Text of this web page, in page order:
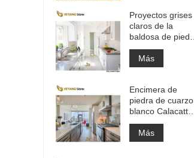
Proyectos grises
claros de la
baldosa de piedra
del material de
construcción de
alta calidad
Más
Encimera de
piedra de cuarzo
blanco Calacatta
de ingeniería
artificial, encimera
de tocador y losa
Más